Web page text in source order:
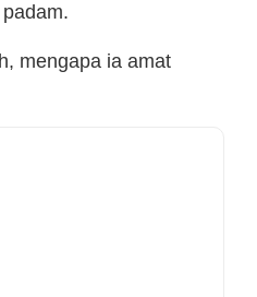
mengapa ia amat